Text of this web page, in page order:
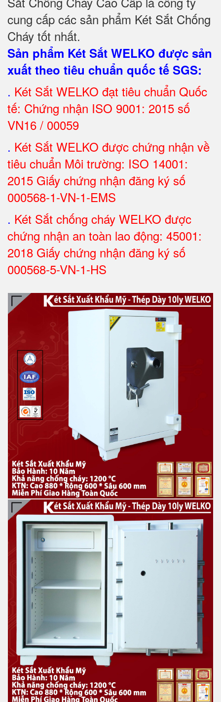
cung cấp các sản phẩm Két Sắt Chống
Cháy tốt nhất.
Sản phẩm Két Sắt WELKO được sản
xuất theo tiêu chuẩn quốc tế SGS:
. Két Sắt WELKO đạt tiêu chuẩn Quốc
tế: Chứng nhận ISO 9001: 2015 số
VN16 / 00059
. Két Sắt WELKO được chứng nhận về
tiêu chuẩn Môi trường: ISO 14001:
2015 Giấy chứng nhận đăng ký số
000568-1-VN-1-EMS
. Két Sắt chống cháy WELKO được
chứng nhận an toàn lao động: 45001:
2018 Giấy chứng nhận đăng ký số
000568-5-VN-1-HS